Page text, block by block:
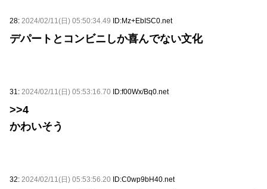
28: 2024/02/11(日) 05:50:34.49 ID:Mz+EbISC0.net
デパートとコンビニしか喜んでない文化
31: 2024/02/11(日) 05:53:16.70 ID:f00Wx/Bq0.net
>>4
かわいそう
32: 2024/02/11(日) 05:53:56.20 ID:C0wp9bH40.net